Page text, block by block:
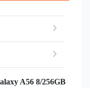
A56 8/256GB